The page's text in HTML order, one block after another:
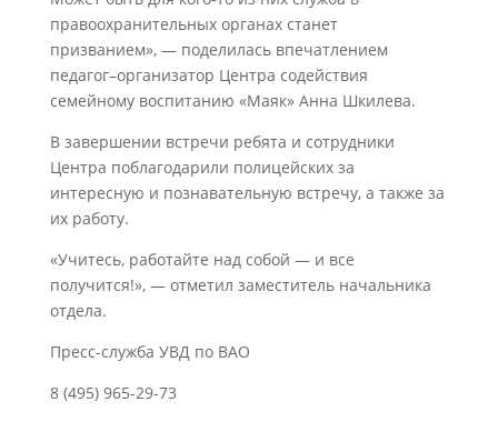
правоохранительных органах станет
призванием», — поделилась впечатлением
педагог–организатор Центра содействия
семейному воспитанию «Маяк» Анна Шкилева.
В завершении встречи ребята и сотрудники
Центра поблагодарили полицейских за
интересную и познавательную встречу, а также за
их работу.
«Учитесь, работайте над собой — и все
получится!», — отметил заместитель начальника
отдела.
Пресс-служба УВД по ВАО
8 (495) 965-29-73